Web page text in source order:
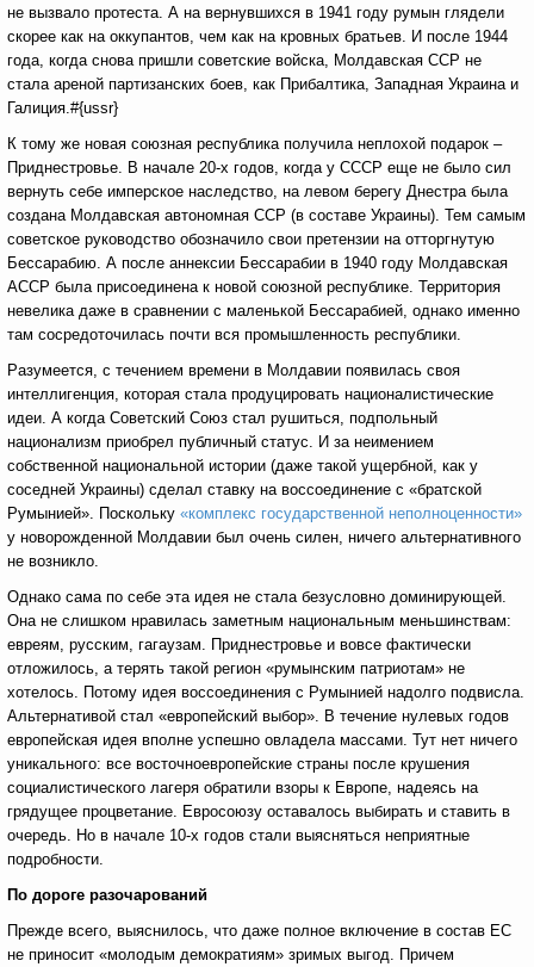
не вызвало протеста. А на вернувшихся в 1941 году румын глядели
скорее как на оккупантов, чем как на кровных братьев. И после 1944
года, когда снова пришли советские войска, Молдавская ССР не
стала ареной партизанских боев, как Прибалтика, Западная Украина и
Галиция.#{ussr}
К тому же новая союзная республика получила неплохой подарок –
Приднестровье. В начале 20-х годов, когда у СССР еще не было сил
вернуть себе имперское наследство, на левом берегу Днестра была
создана Молдавская автономная ССР (в составе Украины). Тем самым
советское руководство обозначило свои претензии на отторгнутую
Бессарабию. А после аннексии Бессарабии в 1940 году Молдавская
АССР была присоединена к новой союзной республике. Территория
невелика даже в сравнении с маленькой Бессарабией, однако именно
там сосредоточилась почти вся промышленность республики.
Разумеется, с течением времени в Молдавии появилась своя
интеллигенция, которая стала продуцировать националистические
идеи. А когда Советский Союз стал рушиться, подпольный
национализм приобрел публичный статус. И за неимением
собственной национальной истории (даже такой ущербной, как у
соседней Украины) сделал ставку на воссоединение с «братской
Румынией». Поскольку «комплекс государственной неполноценности»
у новорожденной Молдавии был очень силен, ничего альтернативного
не возникло.
Однако сама по себе эта идея не стала безусловно доминирующей.
Она не слишком нравилась заметным национальным меньшинствам:
евреям, русским, гагаузам. Приднестровье и вовсе фактически
отложилось, а терять такой регион «румынским патриотам» не
хотелось. Потому идея воссоединения с Румынией надолго подвисла.
Альтернативой стал «европейский выбор». В течение нулевых годов
европейская идея вполне успешно овладела массами. Тут нет ничего
уникального: все восточноевропейские страны после крушения
социалистического лагеря обратили взоры к Европе, надеясь на
грядущее процветание. Евросоюзу оставалось выбирать и ставить в
очередь. Но в начале 10-х годов стали выясняться неприятные
подробности.
По дороге разочарований
Прежде всего, выяснилось, что даже полное включение в состав ЕС
не приносит «молодым демократиям» зримых выгод. Причем